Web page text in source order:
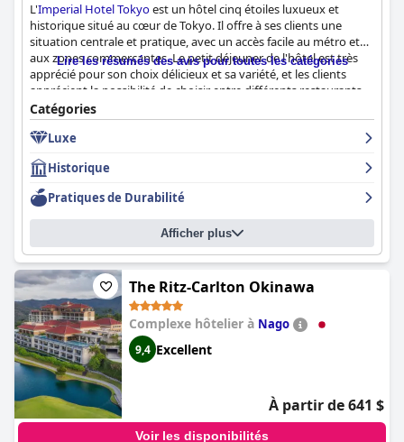
L'Imperial Hotel Tokyoest un hôtel cinq étoiles luxueux et
historique situé au cœur de Tokyo. Il offre à ses clients une
situation centrale et pratique, avec un accès facile au métro et
aux zones commerçantes. Le petit déjeuner de l'hôtel est très
apprécié pour son choix délicieux et sa variété, et les clients
apprécient la possibilité de choisir entre différents restaurants
et le service en chambre. Les chambres sont généralement
confortables et spacieuses avec des salles de bains bien conçues
et pratiques, bien que certains clients mentionnent le bruit des
chambres voisines et le besoin de rénovation dans certaines
zones. La propreté de l'hôtel et l'attention portée à l'hygiène
sont remarquables, avec un nettoyage quotidien des chambres
et un réapprovisionnement régulier en produits hygiéniques. Le
personnel est exceptionnel, offrant un service merveilleux,
attentif et serviable avec des compétences multilingues et une
attention aux détails. Les lits divins garantissent une bonne nuit
de sommeil et les clients font l'éloge des lits et des oreillers
confortables. L'Imperial Hotel Tokyoest un véritable bijou qui
respire le charme de l'ancien monde et l'importance historique,
offrant aux clients une expérience luxueuse ultime à un prix
avantageux par rapport aux autres hôtels cinq étoiles de la
région.
Lire les résumés des avis pour toutes les catégories
Catégories
Luxe
Historique
Pratiques de Durabilité
Afficher plus
The Ritz-Carlton Okinawa
Complexe hôtelier à Nago
9,4 Excellent
À partir de 641 $
Voir les disponibilités